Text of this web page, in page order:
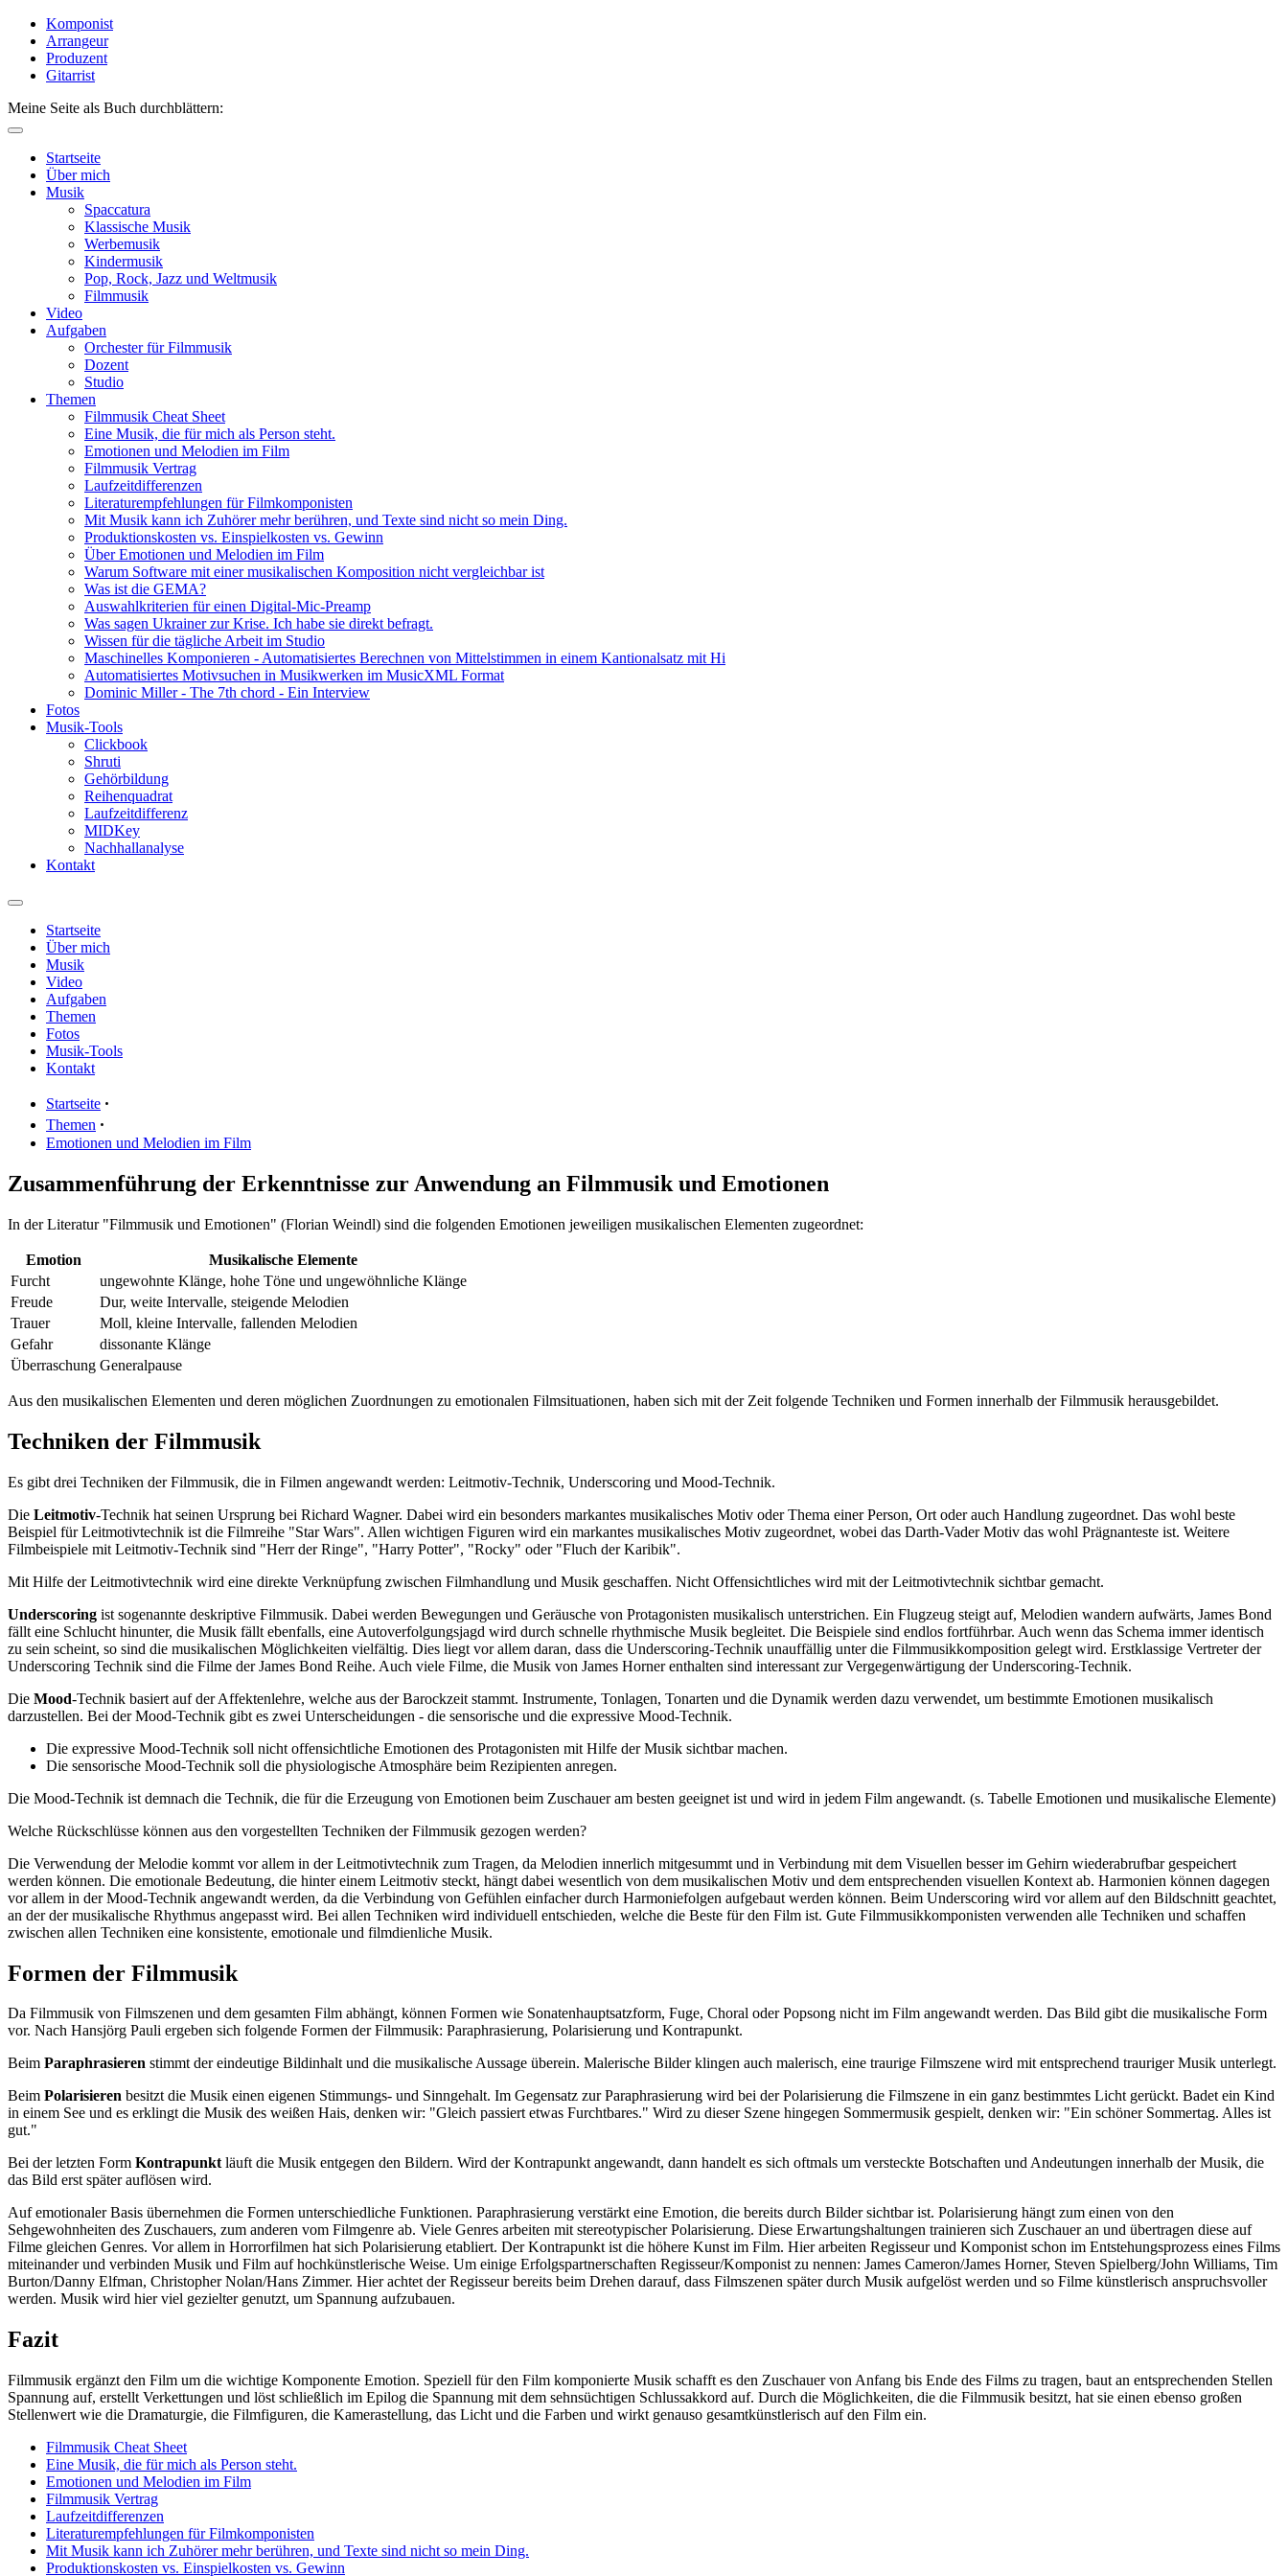
Komponist
Arrangeur
Produzent
Gitarrist
Meine Seite als Buch durchblättern:
Startseite
Über mich
Musik
Spaccatura
Klassische Musik
Werbemusik
Kindermusik
Pop, Rock, Jazz und Weltmusik
Filmmusik
Video
Aufgaben
Orchester für Filmmusik
Dozent
Studio
Themen
Filmmusik Cheat Sheet
Eine Musik, die für mich als Person steht.
Emotionen und Melodien im Film
Filmmusik Vertrag
Laufzeitdifferenzen
Literaturempfehlungen für Filmkomponisten
Mit Musik kann ich Zuhörer mehr berühren, und Texte sind nicht so mein Ding.
Produktionskosten vs. Einspielkosten vs. Gewinn
Über Emotionen und Melodien im Film
Warum Software mit einer musikalischen Komposition nicht vergleichbar ist
Was ist die GEMA?
Auswahlkriterien für einen Digital-Mic-Preamp
Was sagen Ukrainer zur Krise. Ich habe sie direkt befragt.
Wissen für die tägliche Arbeit im Studio
Maschinelles Komponieren - Automatisiertes Berechnen von Mittelstimmen in einem Kantionalsatz mit Hi
Automatisiertes Motivsuchen in Musikwerken im MusicXML Format
Dominic Miller - The 7th chord - Ein Interview
Fotos
Musik-Tools
Clickbook
Shruti
Gehörbildung
Reihenquadrat
Laufzeitdifferenz
MIDKey
Nachhallanalyse
Kontakt
Startseite
Über mich
Musik
Video
Aufgaben
Themen
Fotos
Musik-Tools
Kontakt
Startseite ꞏ
Themen ꞏ
Emotionen und Melodien im Film
Zusammenführung der Erkenntnisse zur Anwendung an Filmmusik und Emotionen
In der Literatur "Filmmusik und Emotionen" (Florian Weindl) sind die folgenden Emotionen jeweiligen musikalischen Elementen zugeordnet:
Emotion
Musikalische Elemente
Furcht
ungewohnte Klänge, hohe Töne und ungewöhnliche Klänge
Freude
Dur, weite Intervalle, steigende Melodien
Trauer
Moll, kleine Intervalle, fallenden Melodien
Gefahr
dissonante Klänge
Überraschung Generalpause
Aus den musikalischen Elementen und deren möglichen Zuordnungen zu emotionalen Filmsituationen, haben sich mit der Zeit folgende Techniken und Formen innerhalb der Filmmusik herausgebildet.
Techniken der Filmmusik
Es gibt drei Techniken der Filmmusik, die in Filmen angewandt werden: Leitmotiv-Technik, Underscoring und Mood-Technik.
Die Leitmotiv-Technik hat seinen Ursprung bei Richard Wagner. Dabei wird ein besonders markantes musikalisches Motiv oder Thema einer Person, Ort oder auch Handlung zugeordnet. Das wohl beste
Beispiel für Leitmotivtechnik ist die Filmreihe "Star Wars". Allen wichtigen Figuren wird ein markantes musikalisches Motiv zugeordnet, wobei das Darth-Vader Motiv das wohl Prägnanteste ist. Weitere
Filmbeispiele mit Leitmotiv-Technik sind "Herr der Ringe", "Harry Potter", "Rocky" oder "Fluch der Karibik".
Mit Hilfe der Leitmotivtechnik wird eine direkte Verknüpfung zwischen Filmhandlung und Musik geschaffen. Nicht Offensichtliches wird mit der Leitmotivtechnik sichtbar gemacht.
Underscoring ist sogenannte deskriptive Filmmusik. Dabei werden Bewegungen und Geräusche von Protagonisten musikalisch unterstrichen. Ein Flugzeug steigt auf, Melodien wandern aufwärts, James Bond
fällt eine Schlucht hinunter, die Musik fällt ebenfalls, eine Autoverfolgungsjagd wird durch schnelle rhythmische Musik begleitet. Die Beispiele sind endlos fortführbar. Auch wenn das Schema immer identisch
zu sein scheint, so sind die musikalischen Möglichkeiten vielfältig. Dies liegt vor allem daran, dass die Underscoring-Technik unauffällig unter die Filmmusikkomposition gelegt wird. Erstklassige Vertreter der
Underscoring Technik sind die Filme der James Bond Reihe. Auch viele Filme, die Musik von James Horner enthalten sind interessant zur Vergegenwärtigung der Underscoring-Technik.
Die Mood-Technik basiert auf der Affektenlehre, welche aus der Barockzeit stammt. Instrumente, Tonlagen, Tonarten und die Dynamik werden dazu verwendet, um bestimmte Emotionen musikalisch
darzustellen. Bei der Mood-Technik gibt es zwei Unterscheidungen - die sensorische und die expressive Mood-Technik.
Die expressive Mood-Technik soll nicht offensichtliche Emotionen des Protagonisten mit Hilfe der Musik sichtbar machen.
Die sensorische Mood-Technik soll die physiologische Atmosphäre beim Rezipienten anregen.
Die Mood-Technik ist demnach die Technik, die für die Erzeugung von Emotionen beim Zuschauer am besten geeignet ist und wird in jedem Film angewandt. (s. Tabelle Emotionen und musikalische Elemente)
Welche Rückschlüsse können aus den vorgestellten Techniken der Filmmusik gezogen werden?
Die Verwendung der Melodie kommt vor allem in der Leitmotivtechnik zum Tragen, da Melodien innerlich mitgesummt und in Verbindung mit dem Visuellen besser im Gehirn wiederabrufbar gespeichert
werden können. Die emotionale Bedeutung, die hinter einem Leitmotiv steckt, hängt dabei wesentlich von dem musikalischen Motiv und dem entsprechenden visuellen Kontext ab. Harmonien können dagegen
vor allem in der Mood-Technik angewandt werden, da die Verbindung von Gefühlen einfacher durch Harmoniefolgen aufgebaut werden können. Beim Underscoring wird vor allem auf den Bildschnitt geachtet,
an der der musikalische Rhythmus angepasst wird. Bei allen Techniken wird individuell entschieden, welche die Beste für den Film ist. Gute Filmmusikkomponisten verwenden alle Techniken und schaffen
zwischen allen Techniken eine konsistente, emotionale und filmdienliche Musik.
Formen der Filmmusik
Da Filmmusik von Filmszenen und dem gesamten Film abhängt, können Formen wie Sonatenhauptsatzform, Fuge, Choral oder Popsong nicht im Film angewandt werden. Das Bild gibt die musikalische Form
vor. Nach Hansjörg Pauli ergeben sich folgende Formen der Filmmusik: Paraphrasierung, Polarisierung und Kontrapunkt.
Beim Paraphrasieren stimmt der eindeutige Bildinhalt und die musikalische Aussage überein. Malerische Bilder klingen auch malerisch, eine traurige Filmszene wird mit entsprechend trauriger Musik unterlegt.
Beim Polarisieren besitzt die Musik einen eigenen Stimmungs- und Sinngehalt. Im Gegensatz zur Paraphrasierung wird bei der Polarisierung die Filmszene in ein ganz bestimmtes Licht gerückt. Badet ein Kind
in einem See und es erklingt die Musik des weißen Hais, denken wir: "Gleich passiert etwas Furchtbares." Wird zu dieser Szene hingegen Sommermusik gespielt, denken wir: "Ein schöner Sommertag. Alles ist
gut."
Bei der letzten Form Kontrapunktläuft die Musik entgegen den Bildern. Wird der Kontrapunkt angewandt, dann handelt es sich oftmals um versteckte Botschaften und Andeutungen innerhalb der Musik, die
das Bild erst später auflösen wird.
Auf emotionaler Basis übernehmen die Formen unterschiedliche Funktionen. Paraphrasierung verstärkt eine Emotion, die bereits durch Bilder sichtbar ist. Polarisierung hängt zum einen von den
Sehgewohnheiten des Zuschauers, zum anderen vom Filmgenre ab. Viele Genres arbeiten mit stereotypischer Polarisierung. Diese Erwartungshaltungen trainieren sich Zuschauer an und übertragen diese auf
Filme gleichen Genres. Vor allem in Horrorfilmen hat sich Polarisierung etabliert. Der Kontrapunkt ist die höhere Kunst im Film. Hier arbeiten Regisseur und Komponist schon im Entstehungsprozess eines Films
miteinander und verbinden Musik und Film auf hochkünstlerische Weise. Um einige Erfolgspartnerschaften Regisseur/Komponist zu nennen: James Cameron/James Horner, Steven Spielberg/John Williams, Tim
Burton/Danny Elfman, Christopher Nolan/Hans Zimmer. Hier achtet der Regisseur bereits beim Drehen darauf, dass Filmszenen später durch Musik aufgelöst werden und so Filme künstlerisch anspruchsvoller
werden. Musik wird hier viel gezielter genutzt, um Spannung aufzubauen.
Fazit
Filmmusik ergänzt den Film um die wichtige Komponente Emotion. Speziell für den Film komponierte Musik schafft es den Zuschauer von Anfang bis Ende des Films zu tragen, baut an entsprechenden Stellen
Spannung auf, erstellt Verkettungen und löst schließlich im Epilog die Spannung mit dem sehnsüchtigen Schlussakkord auf. Durch die Möglichkeiten, die die Filmmusik besitzt, hat sie einen ebenso großen
Stellenwert wie die Dramaturgie, die Filmfiguren, die Kamerastellung, das Licht und die Farben und wirkt genauso gesamtkünstlerisch auf den Film ein.
Filmmusik Cheat Sheet
Eine Musik, die für mich als Person steht.
Emotionen und Melodien im Film
Filmmusik Vertrag
Laufzeitdifferenzen
Literaturempfehlungen für Filmkomponisten
Mit Musik kann ich Zuhörer mehr berühren, und Texte sind nicht so mein Ding.
Produktionskosten vs. Einspielkosten vs. Gewinn